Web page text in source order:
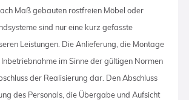
Maß gebauten rostfreien Möbel oder
sind nur eine kurz gefasste
Leistungen. Die Anlieferung, die Montage
im Sinne der gültigen Normen
der Realisierung dar. Den Abschluss
des Personals, die Übergabe und Aufsicht